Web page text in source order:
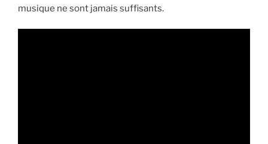
musique ne sont jamais suffisants.